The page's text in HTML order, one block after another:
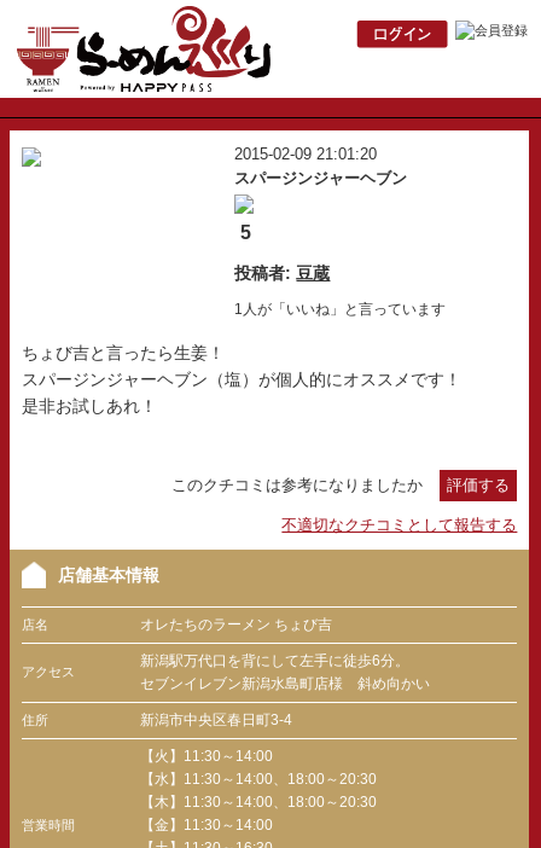
2015-02-09 21:01:20
スパージンジャーヘブン
5
投稿者: 豆蔵
1人が「いいね」と言っています
ちょび吉と言ったら生姜！
スパージンジャーヘブン（塩）が個人的にオススメです！
是非お試しあれ！
このクチコミは参考になりましたか 評価する
不適切なクチコミとして報告する
店舗基本情報
店名 オレたちのラーメン ちょび吉
アクセス
新潟駅万代口を背にして左手に徒歩6分。
セブンイレブン新潟水島町店様 斜め向かい
住所 新潟市中央区春日町3-4
営業時間
【火】11:30～14:00
【水】11:30～14:00、18:00～20:30
【木】11:30～14:00、18:00～20:30
【金】11:30～14:00